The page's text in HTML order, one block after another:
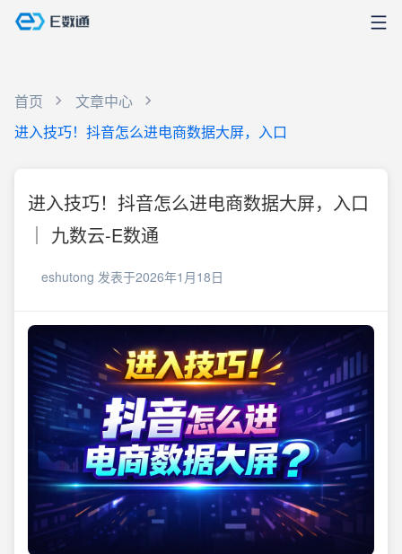
首页
文章中心
进入技巧！抖音怎么进电商数据大屏，入口
进入技巧！抖音怎么进电商数据大屏，入口
｜ 九数云-E数通
eshutong 发表于2026年1月18日